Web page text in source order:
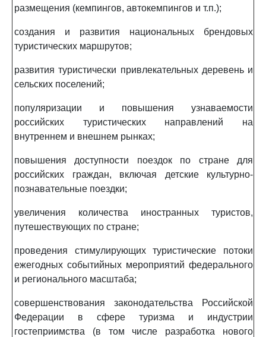
размещения (кемпингов, автокемпингов и т.п.);
создания и развития национальных брендовых
туристических маршрутов;
развития туристически привлекательных деревень и
сельских поселений;
популяризации и повышения узнаваемости
российских туристических направлений на
внутреннем и внешнем рынках;
повышения доступности поездок по стране для
российских граждан, включая детские культурно-
познавательные поездки;
увеличения количества иностранных туристов,
путешествующих по стране;
проведения стимулирующих туристические потоки
ежегодных событийных мероприятий федерального
и регионального масштаба;
совершенствования законодательства Российской
Федерации в сфере туризма и индустрии
гостеприимства (в том числе разработка нового